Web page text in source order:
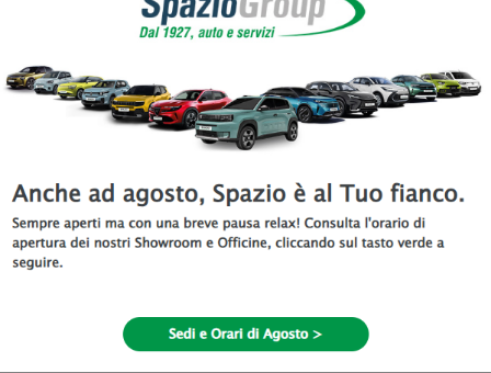
Ricerche correlate Toyota Proace
City Electric
Toyota Proace City Electric Torino, nuovo Toyota Proace City
listino Toyota Proace City Electric , prezzo Toyota Proace City
Electric.